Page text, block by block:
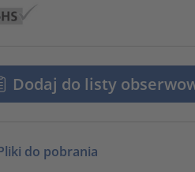
Dodaj do listy
do pobrania